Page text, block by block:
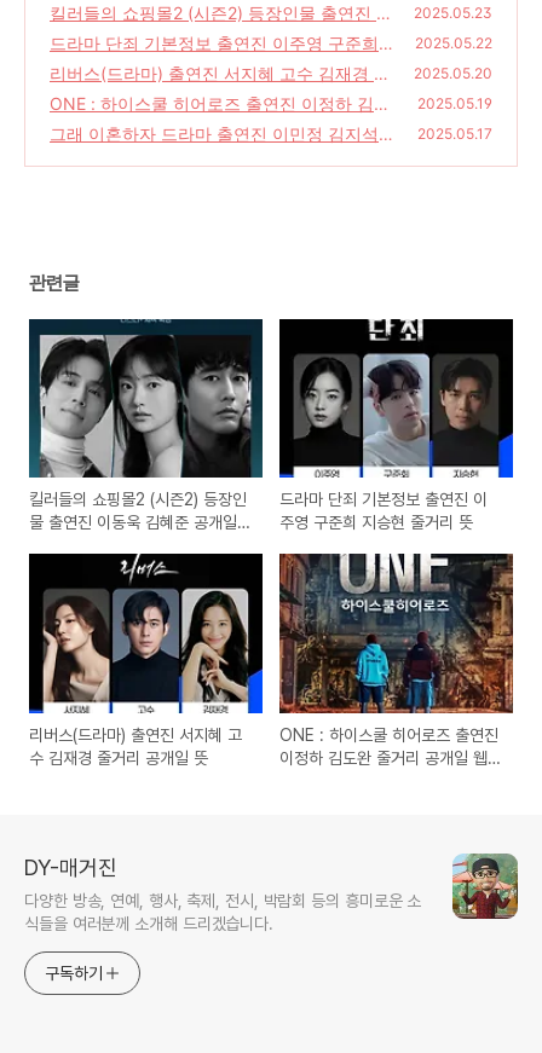
킬러들의 쇼핑몰2 (시즌2) 등장인물 출연진 이
동욱 김혜준 공개일 결말
(22)
2025.05.23
드라마 단죄 기본정보 출연진 이주영 구준희
지승현 줄거리 뜻
(26)
2025.05.22
리버스(드라마) 출연진 서지혜 고수 김재경 줄
거리 공개일 뜻
(38)
2025.05.20
ONE : 하이스쿨 히어로즈 출연진 이정하 김도
완 줄거리 공개일 웹툰 원작 드라마
(22)
2025.05.19
그래 이혼하자 드라마 출연진 이민정 김지석
2025.05.17
관련글
킬러들의 쇼핑몰2 (시즌2) 등장인
물 출연진 이동욱 김혜준 공개일
드라마 단죄 기본정보 출연진 이
주영 구준희 지승현 줄거리 뜻
리버스(드라마) 출연진 서지혜 고
수 김재경 줄거리 공개일 뜻
ONE : 하이스쿨 히어로즈 출연진
이정하 김도완 줄거리 공개일 웹
DY-매거진
다양한 방송, 연예, 행사, 축제, 전시, 박람회 등의 흥미로운 소
식들을 여러분께 소개해 드리겠습니다.
구독하기